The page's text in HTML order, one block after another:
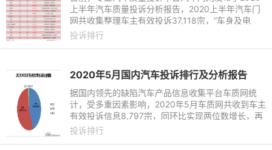
上半年汽车质量投诉分析报告，2020上半年汽车门
网共收集整理车主有效投诉37,118宗，“车身及电
气”、“发动机”和“售后服务”相关问题成为上半年重点
投诉排行
2020年5月国内汽车投诉排行及分析报告
据国内领先的缺陷汽车产品信息收集平台车质网统
计，受多重因素影响，2020年5月车质网共收到车主
有效投诉信息8,797宗，同环比实现两位数增长，再
次刷新了历史最高纪录，在车质网10年发展历程中
投诉排行